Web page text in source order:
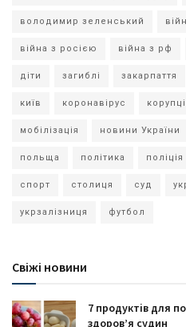
володимир зеленський
війна з росією війна з рф
діти загиблі закарпаття
київ коронавірус
мобілізація новини України
польща політика поліція
спорт столиця суд
укрзалізниця футбол
Свіжі новини
7 продуктів для
здоров’я судин